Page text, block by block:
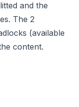
and the
The 2
(available
content.